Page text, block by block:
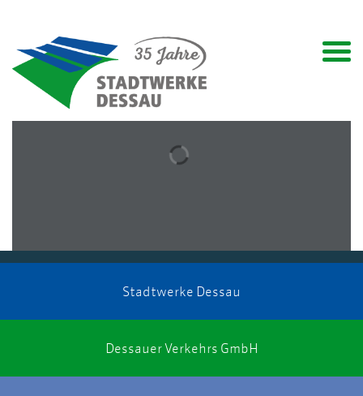
Stadtwerke Dessau
Dessauer Verkehrs GmbH